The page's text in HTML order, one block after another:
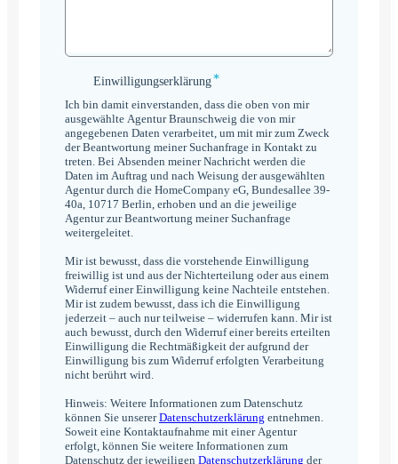
Einwilligungserklärung
Einwilligungserklärung*
Ich bin damit einverstanden, dass die oben von mir
ausgewählte Agentur Braunschweig die von mir
angegebenen Daten verarbeitet, um mit mir zum Zweck
der Beantwortung meiner Suchanfrage in Kontakt zu
treten. Bei Absenden meiner Nachricht werden die
Daten im Auftrag und nach Weisung der ausgewählten
Agentur durch die HomeCompany eG, Bundesallee 39-
40a, 10717 Berlin, erhoben und an die jeweilige
Agentur zur Beantwortung meiner Suchanfrage
weitergeleitet.
Mir ist bewusst, dass die vorstehende Einwilligung
freiwillig ist und aus der Nichterteilung oder aus einem
Widerruf einer Einwilligung keine Nachteile entstehen.
Mir ist zudem bewusst, dass ich die Einwilligung
jederzeit – auch nur teilweise – widerrufen kann. Mir ist
auch bewusst, durch den Widerruf einer bereits erteilten
Einwilligung die Rechtmäßigkeit der aufgrund der
Einwilligung bis zum Widerruf erfolgten Verarbeitung
nicht berührt wird.
Hinweis: Weitere Informationen zum Datenschutz
können Sie unsererDatenschutzerklärung entnehmen.
Soweit eine Kontaktaufnahme mit einer Agentur
erfolgt, können Sie weitere Informationen zum
Datenschutz der jeweiligen Datenschutzerklärung der